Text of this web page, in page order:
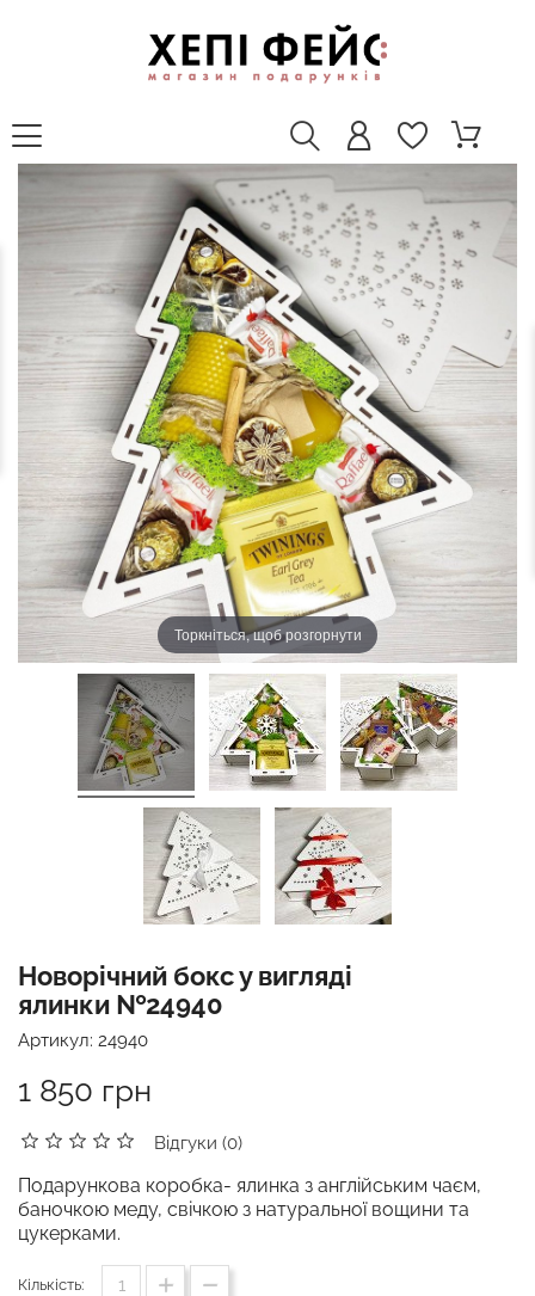
Торкніться, щоб розгорнути
Новорічний бокс у вигляді
ялинки №24940
Артикул: 24940
1 850 грн
Відгуки (0)
Подарункова коробка- ялинка з англійським чаєм,
баночкою меду, свічкою з натуральної вощини та
цукерками.
Кількість: